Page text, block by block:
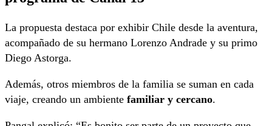
La propuesta destaca por exhibir Chile desde la aventura,
acompañado de su hermano Lorenzo Andrade y su primo
Diego Astorga.
Además, otros miembros de la familia se suman en cada
viaje, creando un ambiente familiar y cercano.